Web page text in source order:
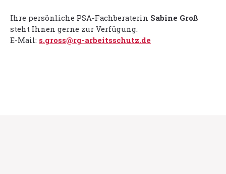
Ihre persönliche PSA-Fachberaterin Sabine Groß
steht Ihnen gerne zur Verfügung.
E-Mail: s.gross@rg-arbeitsschutz.de